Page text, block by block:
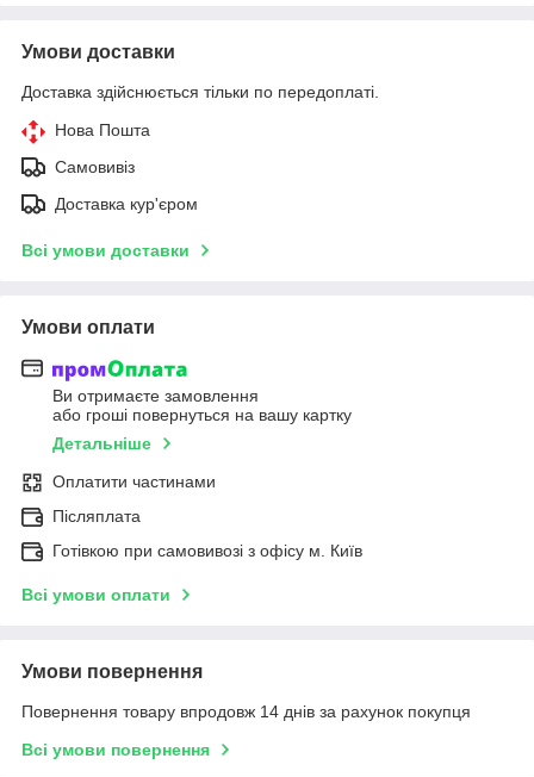
Умови доставки
Доставка здійснюється тільки по передоплаті.
Нова Пошта
Самовивіз
Доставка кур'єром
Всі умови доставки
Умови оплати
Ви отримаєте замовлення
або гроші повернуться на вашу картку
Детальніше
Оплатити частинами
Післяплата
Готівкою при самовивозі з офісу м. Київ
Всі умови оплати
Умови повернення
Повернення товару впродовж 14 днів за рахунок покупця
Всі умови повернення